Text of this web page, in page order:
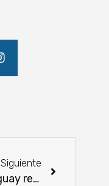
Siguiente
Paraguay realiza su primer envío de limón Tahití a Argentina